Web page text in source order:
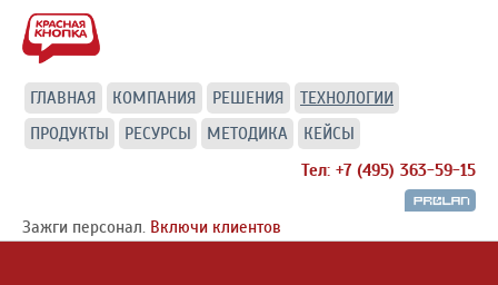
ГЛАВНАЯ КОМПАНИЯ РЕШЕНИЯ
ТЕХНОЛОГИИ
ПРОДУКТЫ
РЕСУРСЫ МЕТОДИКА
КЕЙСЫ
Тел: +7 (495) 363-59-15
Зажги персонал. Включи клиентов